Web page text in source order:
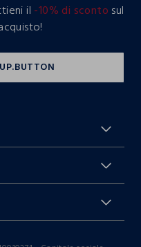
il -10% di sconto sul